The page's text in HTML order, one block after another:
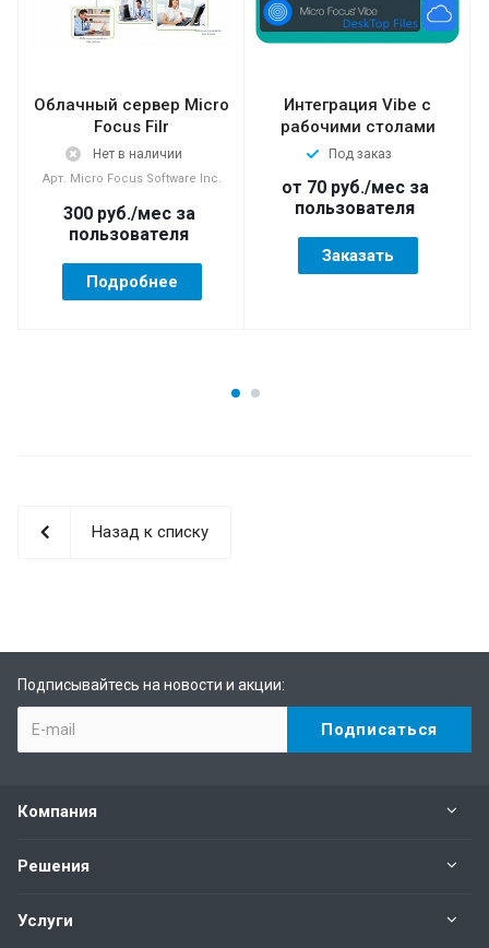
Облачный сервер Micro
Focus Filr
Нет в наличии
Арт. Micro Focus Software Inc.
300 руб./мес за
пользователя
Подробнее
Интеграция Vibe с
рабочими столами
Под заказ
от 70 руб./мес за
пользователя
Заказать
Назад к списку
Подписывайтесь на новости и акции:
Компания
Решения
Услуги